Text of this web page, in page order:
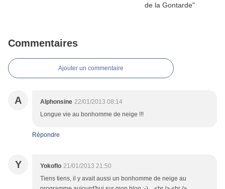
Commentaires
Ajouter un commentaire
A Alphonsine 22/01/2013 08:14
Longue vie au bonhomme de neige !!!
Répondre
Y Yokoflo 21/01/2013 21:50
Tiens tiens, il y avait aussi un bonhomme de neige au